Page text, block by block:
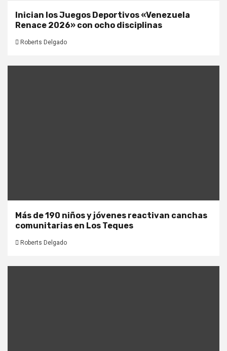
Inician los Juegos Deportivos «Venezuela
Renace 2026» con ocho disciplinas
Roberts Delgado
Más de 190 niños y jóvenes reactivan canchas
comunitarias en Los Teques
Roberts Delgado